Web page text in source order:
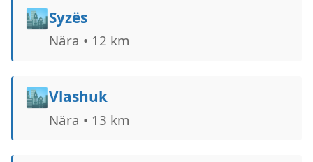
🏙️Syzës
Nära • 12 km
🏙️Vlashuk
Nära • 13 km